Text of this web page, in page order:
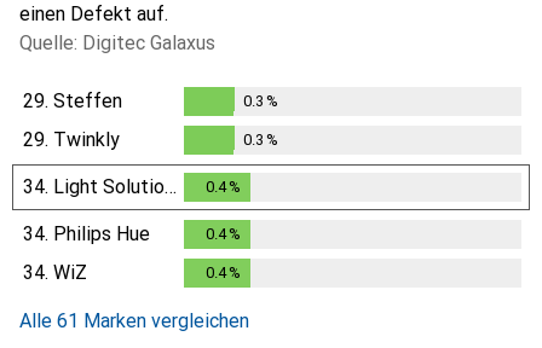
einen Defekt auf.
Quelle: Digitec Galaxus
29. Steffen
0.3%
0.3 %
29. Twinkly
0.3%
0.3 %
34. Light Solutions 0.4%
34. Philips Hue 0.4%
34. WiZ 0.4%
Alle 61 Marken vergleichen